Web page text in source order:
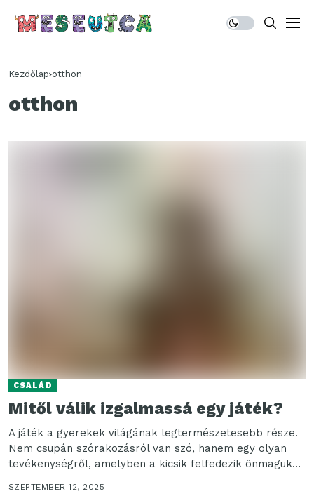
Kezdőlap otthon
otthon
CSALÁD
Mitől válik izgalmassá egy játék?
A játék a gyerekek világának legtermészetesebb része.
Nem csupán szórakozásról van szó, hanem egy olyan
tevékenységről, amelyben a kicsik felfedezik önmagukat,
SZEPTEMBER 12, 2025